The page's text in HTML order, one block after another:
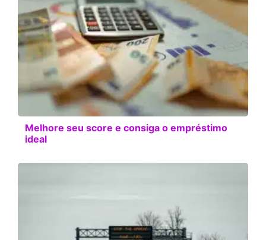
Melhore seu score e consiga o empréstimo
ideal